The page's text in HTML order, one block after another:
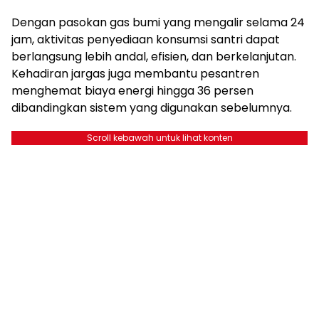
Dengan pasokan gas bumi yang mengalir selama 24
jam, aktivitas penyediaan konsumsi santri dapat
berlangsung lebih andal, efisien, dan berkelanjutan.
Kehadiran jargas juga membantu pesantren
menghemat biaya energi hingga 36 persen
dibandingkan sistem yang digunakan sebelumnya.
Scroll kebawah untuk lihat konten